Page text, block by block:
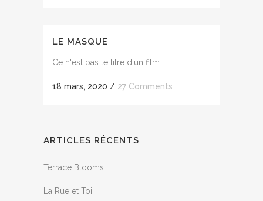
LE MASQUE
Ce n'est pas le titre d'un film...
18 mars, 2020 / 27 Comments
ARTICLES RÉCENTS
Terrace Blooms
La Rue et Toi